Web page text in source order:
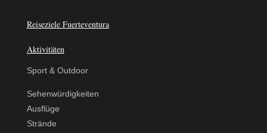
Reiseziele Fuerteventura
Aktivitäten
Sport & Outdoor
Sehenwürdigkeiten
Ausflüge
Strände